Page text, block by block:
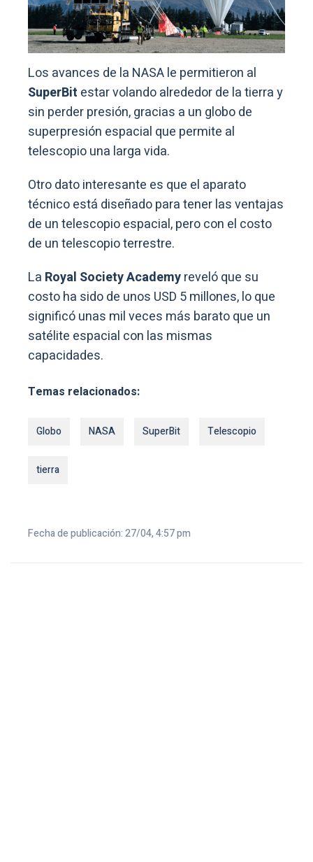
Los avances de la NASA le permitieron al
SuperBit estar volando alrededor de la tierra y
sin perder presión, gracias a un globo de
superpresión espacial que permite al
telescopio una larga vida.
Otro dato interesante es que el aparato
técnico está diseñado para tener las ventajas
de un telescopio espacial, pero con el costo
de un telescopio terrestre.
La Royal Society Academyreveló que su
costo ha sido de unos USD 5 millones, lo que
significó unas mil veces más barato que un
satélite espacial con las mismas
capacidades.
Temas relacionados:
Globo NASA SuperBit Telescopio
tierra
Fecha de publicación: 27/04, 4:57 pm